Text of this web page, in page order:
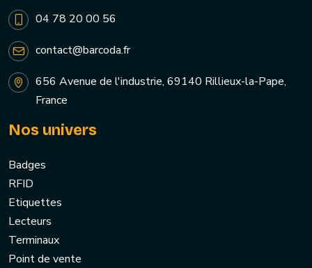
04 78 20 00 56
contact@barcoda.fr
656 Avenue de l'industrie, 69140 Rillieux-la-Pape,
France
Nos univers
Badges
RFID
Etiquettes
Lecteurs
Terminaux
Point de vente